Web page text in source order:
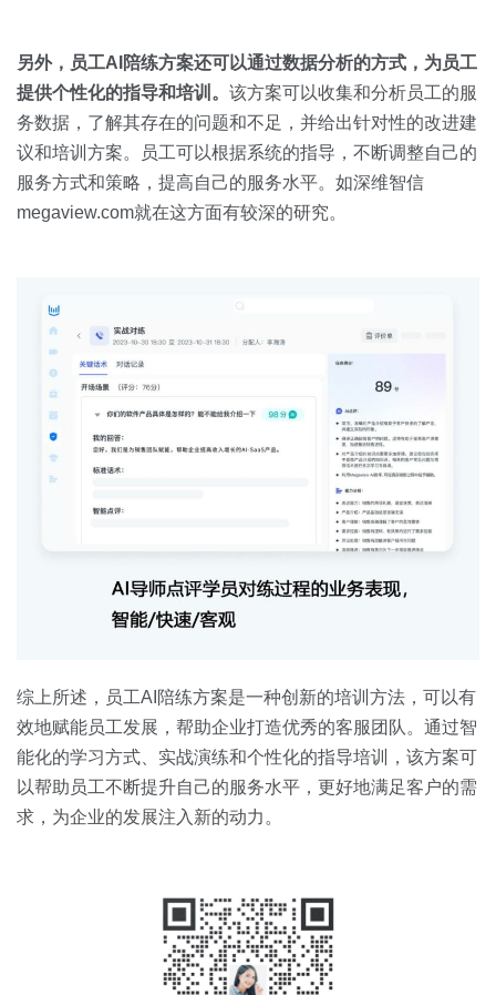
另外，员工AI 陪练方案还可以通过数据分析的方式，为员工
提供个性化的指导和培训。 该方案可以收集和分析员工的服
务数据，了解其存在的问题和不足，并给出针对性的改进建
议和培训方案。员工可以根据系统的指导，不断调整自己的
服务方式和策略，提高自己的服务水平。如深维智信
megaview.com就在这方面有较深的研究。
综上所述，员工AI陪练方案是一种创新的培训方法，可以有
效地赋能员工发展，帮助企业打造优秀的客服团队。通过智
能化的学习方式、实战演练和个性化的指导培训，该方案可
以帮助员工不断提升自己的服务水平，更好地满足客户的需
求，为企业的发展注入新的动力。